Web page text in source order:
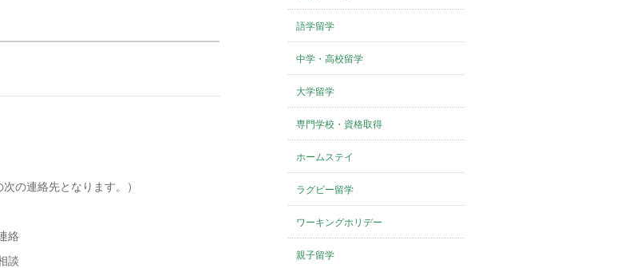
の連絡先となります。）
絡
談
語学留学
中学・高校留学
大学留学
専門学校・資格取得
ホームステイ
ラグビー留学
ワーキングホリデー
親子留学